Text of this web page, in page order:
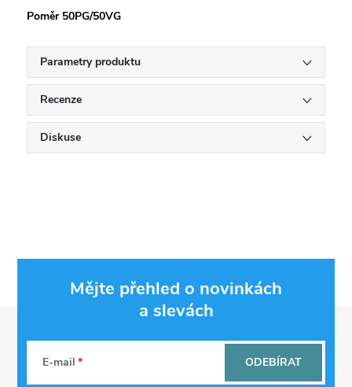
Poměr 50PG/50VG
Parametry produktu
Recenze
Diskuse
Mějte přehled o novinkách
a slevách
E-mail ODEBÍRAT